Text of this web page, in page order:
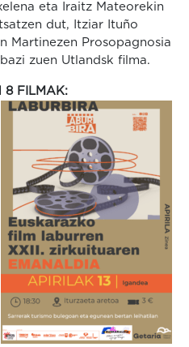
eta Iraitz Mateorekin
dut, Itziar Ituño
Martinezen Prosopagnosia
zuen Utlandsk filma.
8 FILMAK: